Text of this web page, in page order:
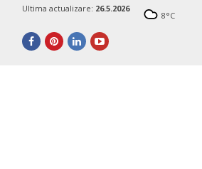
Ultima actualizare: 26.5.2026
8°C